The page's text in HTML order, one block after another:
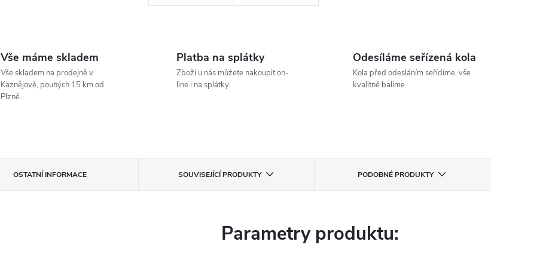
Vše máme skladem
Vše skladem na prodejně v
Kaznějově, pouhých 15 km od
Plzně.
Platba na splátky
Zboží u nás můžete nakoupit on-
line i na splátky.
Odesíláme seřízená kola
Kola před odesláním seřídíme, vše
kvalitně balíme.
OSTATNÍ INFORMACE SOUVISEJÍCÍ PRODUKTY PODOBNÉ PRODUKTY
Parametry produktu: